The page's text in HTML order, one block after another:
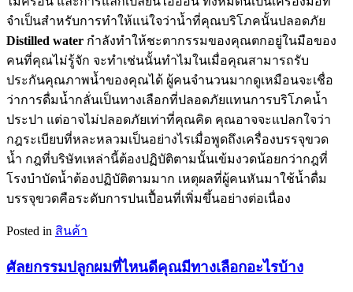
จำเป็นสำหรับการทำให้แน่ใจว่าน้ำที่คุณบริโภคนั้นปลอดภัย
Distilled water กำลังทำให้ชะตากรรมของคุณตกอยู่ในมือของ
คนที่คุณไม่รู้จัก จะทำเช่นนั้นทำไมในเมื่อคุณสามารถรับ
ประกันคุณภาพน้ำของคุณได้ ผู้คนจำนวนมากดูเหมือนจะเชื่อ
ว่าการดื่มน้ำกลั่นเป็นทางเลือกที่ปลอดภัยแทนการบริโภคน้ำ
ประปา แต่อาจไม่ปลอดภัยเท่าที่คุณคิด คุณอาจจะแปลกใจว่า
กฎระเบียบที่หละหลวมเป็นอย่างไรเมื่อพูดถึงเครื่องบรรจุขวด
น้ำ กฎที่บริษัทเหล่านี้ต้องปฏิบัติตามนั้นเข้มงวดน้อยกว่ากฎที่
โรงบำบัดน้ำต้องปฏิบัติตามมาก เหตุผลที่ผู้คนหันมาใช้น้ำดื่ม
บรรจุขวดคือระดับการปนเปื้อนที่เพิ่มขึ้นอย่างต่อเนื่อง
Posted in สินค้า
ศัลยกรรมปลูกผมที่ไหนดีคุณมีทางเลือกอะไรบ้าง